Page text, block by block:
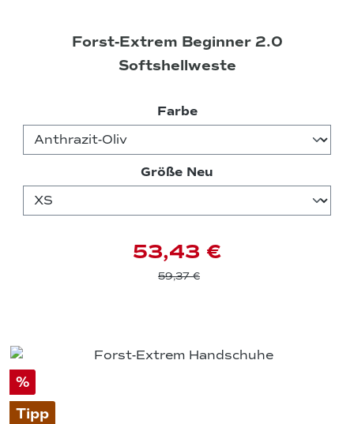
Forst-Extrem Beginner 2.0
Softshellweste
Farbeauswählen
Größe Neu
53,43 €
59,37 €
%
Tipp